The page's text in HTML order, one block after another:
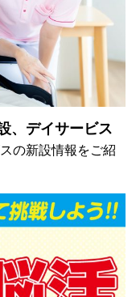
、デイサービス
の新設情報をご紹